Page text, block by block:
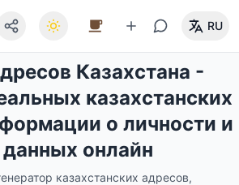
RU
Казахстана -
казахстанских
о личности и
онлайн
казахстанских адресов,